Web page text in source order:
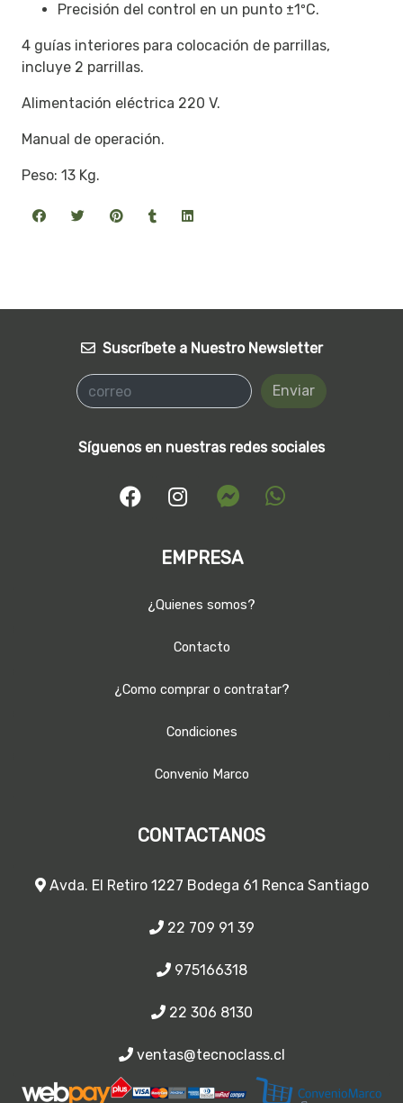
Precisión del control en un punto ±1ºC.
4 guías interiores para colocación de parrillas,
incluye 2 parrillas.
Alimentación eléctrica 220 V.
Manual de operación.
Peso: 13 Kg.
Suscríbete a Nuestro Newsletter
Enviar
Síguenos en nuestras redes sociales
EMPRESA
¿Quienes somos?
Contacto
¿Como comprar o contratar?
Condiciones
Convenio Marco
CONTACTANOS
Avda. El Retiro 1227 Bodega 61 Renca Santiago
22 709 91 39
975166318
22 306 8130
ventas@tecnoclass.cl